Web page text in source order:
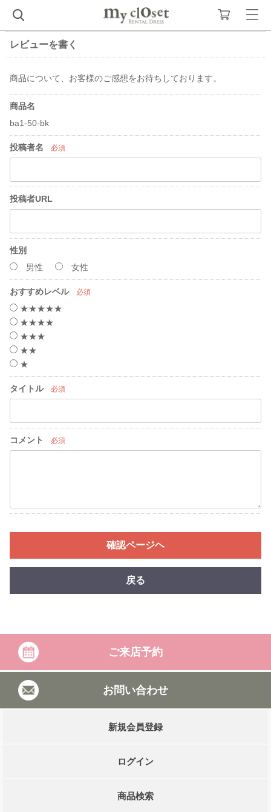
レビューを書く
商品について、お客様のご感想をお待ちしております。
商品名
ba1-50-bk
投稿者名 必須
投稿者URL
性別
男性
女性
おすすめレベル 必須
★★★★★
★★★★
★★★
★★
★
タイトル 必須
コメント 必須
確認ページヘ
戻る
ご来店予約
お問い合わせ
新規会員登録
ログイン
商品検索